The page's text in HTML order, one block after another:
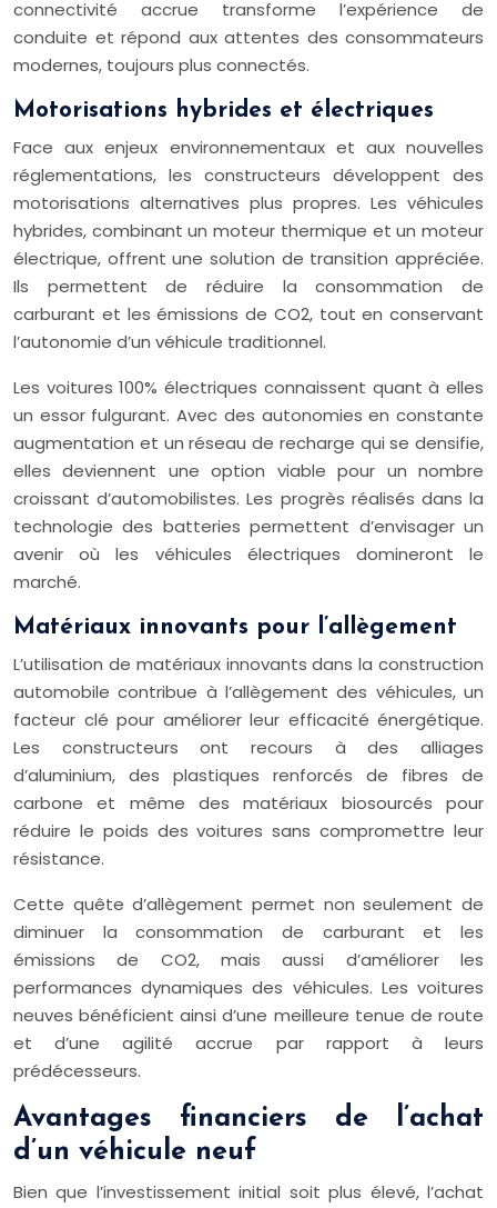
connectivité accrue transforme l’expérience de
conduite et répond aux attentes des consommateurs
modernes, toujours plus connectés.
Motorisations hybrides et électriques
Face aux enjeux environnementaux et aux nouvelles
réglementations, les constructeurs développent des
motorisations alternatives plus propres. Les véhicules
hybrides, combinant un moteur thermique et un moteur
électrique, offrent une solution de transition appréciée.
Ils permettent de réduire la consommation de
carburant et les émissions de CO2, tout en conservant
l’autonomie d’un véhicule traditionnel.
Les voitures 100% électriques connaissent quant à elles
un essor fulgurant. Avec des autonomies en constante
augmentation et un réseau de recharge qui se densifie,
elles deviennent une option viable pour un nombre
croissant d’automobilistes. Les progrès réalisés dans la
technologie des batteries permettent d’envisager un
avenir où les véhicules électriques domineront le
marché.
Matériaux innovants pour l’allègement
L’utilisation de matériaux innovants dans la construction
automobile contribue à l’allègement des véhicules, un
facteur clé pour améliorer leur efficacité énergétique.
Les constructeurs ont recours à des alliages
d’aluminium, des plastiques renforcés de fibres de
carbone et même des matériaux biosourcés pour
réduire le poids des voitures sans compromettre leur
résistance.
Cette quête d’allègement permet non seulement de
diminuer la consommation de carburant et les
émissions de CO2, mais aussi d’améliorer les
performances dynamiques des véhicules. Les voitures
neuves bénéficient ainsi d’une meilleure tenue de route
et d’une agilité accrue par rapport à leurs
prédécesseurs.
Avantages financiers de l’achat
d’un véhicule neuf
Bien que l’investissement initial soit plus élevé, l’achat